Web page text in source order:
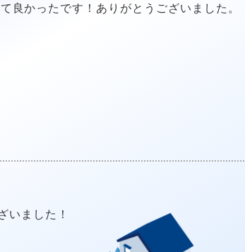
良かったです！ありがとうございました。
いました！